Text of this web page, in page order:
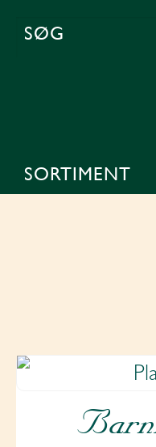
SORTIMENT